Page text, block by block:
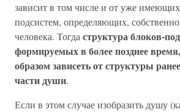
зависит в том числе и от уже
подсистем, определяющих,
человека. Тогда структура блоков-
формируемых в более позднее
образом зависеть от структуры
части души.
Если в этом случае изобразить душу